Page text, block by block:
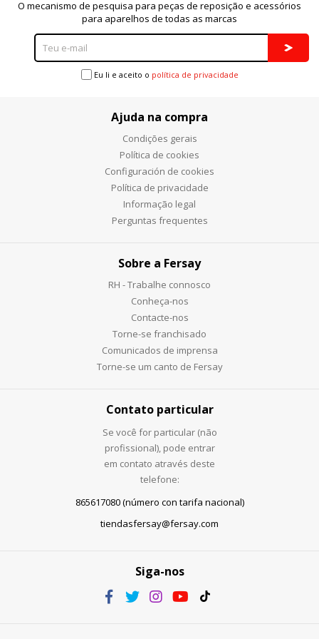
O mecanismo de pesquisa para peças de reposição e acessórios
para aparelhos de todas as marcas
Eu li e aceito o política de privacidade
Ajuda na compra
Condições gerais
Política de cookies
Configuración de cookies
Política de privacidade
Informação legal
Perguntas frequentes
Sobre a Fersay
RH - Trabalhe connosco
Conheça-nos
Contacte-nos
Torne-se franchisado
Comunicados de imprensa
Torne-se um canto de Fersay
Contato particular
Se você for particular (não
profissional), pode entrar
em contato através deste
telefone:
865617080 (número con tarifa nacional)
tiendasfersay@fersay.com
Siga-nos